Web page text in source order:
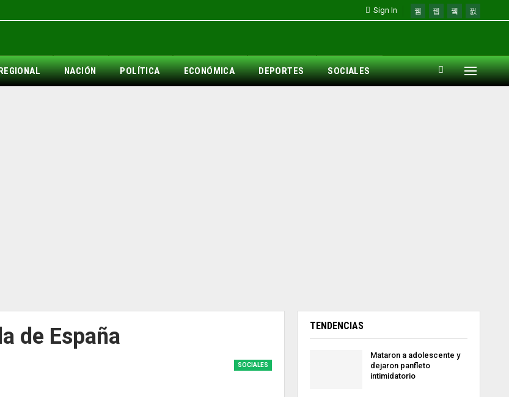
Sign In
NACIÓN POLÍTICA ECONÓMICA DEPORTES SOCIALES
de España
SOCIALES
TENDENCIAS
Mataron a adolescente y
dejaron panfleto
intimidatorio